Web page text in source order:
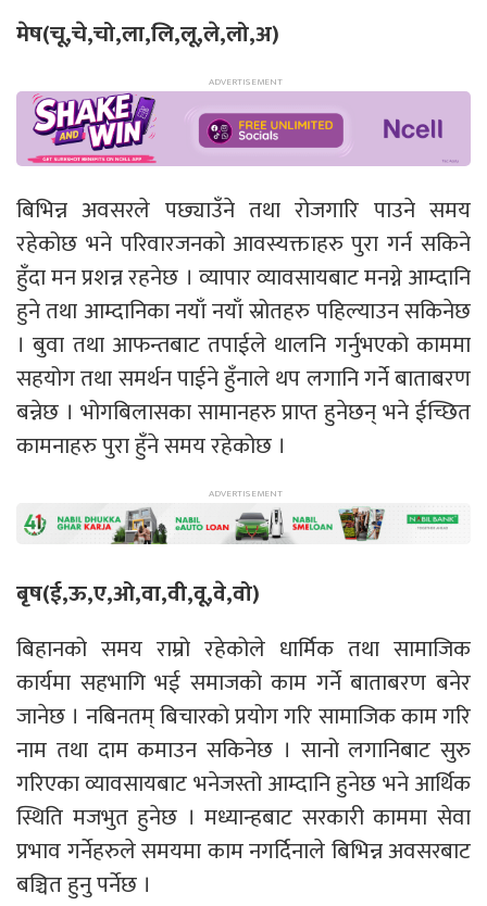
मेष(चू,चे,चो,ला,लि,लू,ले,लो,अ)
बिभिन्न अवसरले पछ्याउँने तथा रोजगारि पाउने समय
रहेकोछ भने परिवारजनको आवस्यक्ताहरु पुरा गर्न सकिने
हुँदा मन प्रशन्न रहनेछ । व्यापार व्यावसायबाट मनग्ने आम्दानि
हुने तथा आम्दानिका नयाँ नयाँ स्रोतहरु पहिल्याउन सकिनेछ
। बुवा तथा आफन्तबाट तपाईले थालनि गर्नुभएको काममा
सहयोग तथा समर्थन पाईने हुँनाले थप लगानि गर्ने बाताबरण
बन्नेछ । भोगबिलासका सामानहरु प्राप्त हुनेछन् भने ईच्छित
कामनाहरु पुरा हुँने समय रहेकोछ ।
बृष(ई,ऊ,ए,ओ,वा,वी,वू,वे,वो)
बिहानको समय राम्रो रहेकोले धार्मिक तथा सामाजिक
कार्यमा सहभागि भई समाजको काम गर्ने बाताबरण बनेर
जानेछ । नबिनतम् बिचारको प्रयोग गरि सामाजिक काम गरि
नाम तथा दाम कमाउन सकिनेछ । सानो लगानिबाट सुरु
गरिएका व्यावसायबाट भनेजस्तो आम्दानि हुनेछ भने आर्थिक
स्थिति मजभुत हुनेछ । मध्यान्हबाट सरकारी काममा सेवा
प्रभाव गर्नेहरुले समयमा काम नगर्दिनाले बिभिन्न अवसरबाट
बञ्चित हुनु पर्नेछ ।